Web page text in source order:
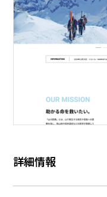
詳細情報